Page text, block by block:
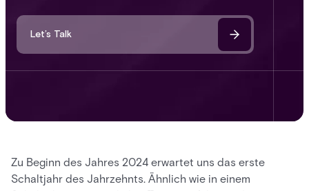
Let’s Talk
Zu Beginn des Jahres 2024 erwartet uns das erste
Schaltjahr des Jahrzehnts. Ähnlich wie in einem